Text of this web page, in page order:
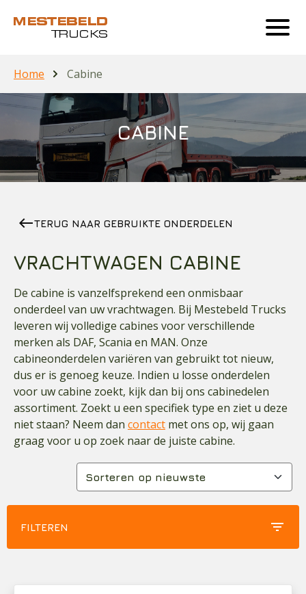
Home Cabine
CABINE
westTERUG NAAR GEBRUIKTE ONDERDELEN
VRACHTWAGEN CABINE
De cabine is vanzelfsprekend een onmisbaar
onderdeel van uw vrachtwagen. Bij Mestebeld Trucks
leveren wij volledige cabines voor verschillende
merken als DAF, Scania en MAN. Onze
cabineonderdelen variëren van gebruikt tot nieuw,
dus er is genoeg keuze. Indien u losse onderdelen
voor uw cabine zoekt, kijk dan bij ons cabinedelen
assortiment. Zoekt u een specifiek type en ziet u deze
niet staan? Neem dan contact met ons op, wij gaan
graag voor u op zoek naar de juiste cabine.
FILTEREN filter_list